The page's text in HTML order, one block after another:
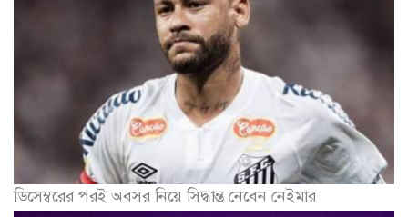
ডিসেম্বরের পরই অবসর নিয়ে সিদ্ধান্ত নেবেন নেইমার